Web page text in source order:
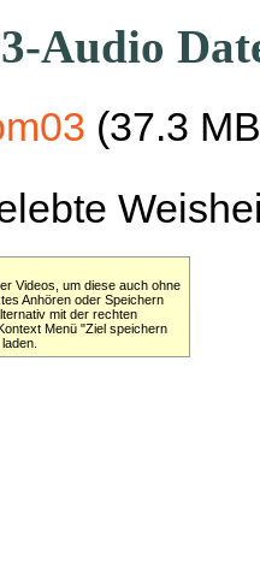
Audio
(37.3
Videos, um diese auch ohne
Anhören oder Speichern
mit der rechten
Menü "Ziel speichern